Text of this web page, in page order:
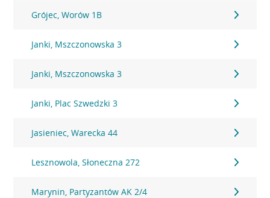
Grójec, Worów 1B
Janki, Mszczonowska 3
Janki, Mszczonowska 3
Janki, Plac Szwedzki 3
Jasieniec, Warecka 44
Lesznowola, Słoneczna 272
Marynin, Partyzantów AK 2/4